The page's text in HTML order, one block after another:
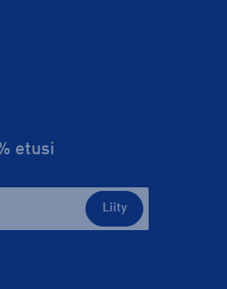
etusi
Liity